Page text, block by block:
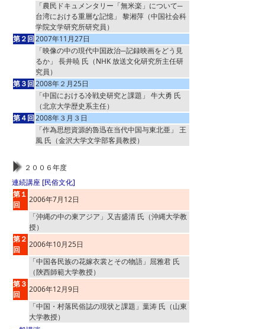
「農民ドキュメンタリー「無米楽」について─
台湾における重層な記憶」 黎湘萍（中国社会科
学院文学研究所研究員）
第２回2007年11月27日
「映像の中の現代中国政治─記録映画をどう見
るか」 長井暁 氏（NHK 放送文化研究所主任研
究員）
第３回2008年２月25日
「中国における冷戦史研究と課題」 牛大勇 氏
（北京大学歴史系主任）
第４回2008年３月３日
「作為思想資源的魯迅在当代中国与東北亜」 王
風 氏（金沢大学文学部客員教授）
２００６年度
連続講座 [民俗文化]
第１
回
2006年7月12日
「沖縄の中の東アジア」又吉盛清 氏（沖縄大学教
授）
第２
回
2006年10月25日
「中国各民族の花嫁衣裳とその物語」屈雅君 氏
（陝西師範大学教授）
第３
回
2006年12月9日
「中国・村落民俗誌の現状と課題」葉涛 氏（山東
大学教授）